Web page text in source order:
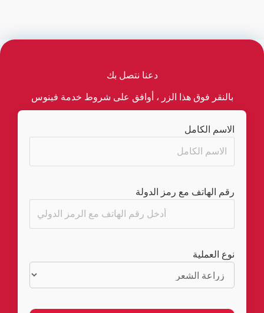
دعنا نتصل بك
بالنقر فوق هذا الزر ، أوافق على شروط خدمة فينوس
الاسم الكامل
رقم الهاتف مع رمز الدولة
نوع العملية